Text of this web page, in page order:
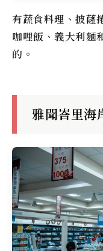
有蔬食料理、披薩
咖哩飯、義大利麵
的。
雅聞峇里海